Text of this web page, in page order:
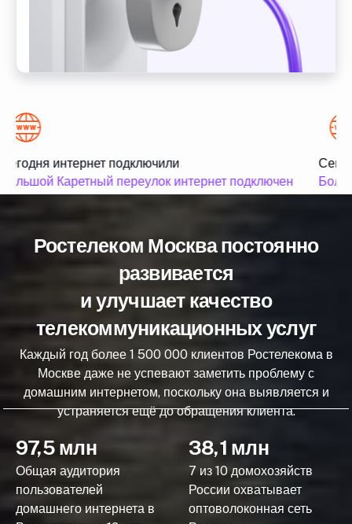
интернет подключили
Каретный переулок интернет подключен
Ростелеком Москва постоянно
развивается
и улучшает качество
телекоммуникационных услуг
Каждый год более 1 500 000 клиентов Ростелекома в
Москве даже не успевают заметить проблему с
домашним интернетом, поскольку она выявляется и
устраняется ещё до обращения клиента.
97,5 млн
Общая аудитория
пользователей
домашнего интернета в
38,1 млн
7 из 10 домохозяйств
России охватывает
оптоволоконная сеть